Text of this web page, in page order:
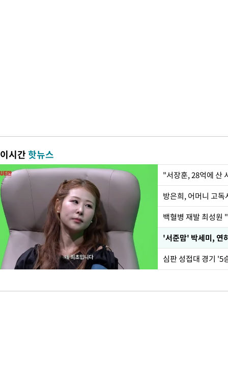
이시간핫뉴스
"서장훈, 28억에 산
방은희, 어머니 고
백혈병 재발 최성원
'서준맘' 박세미, 연